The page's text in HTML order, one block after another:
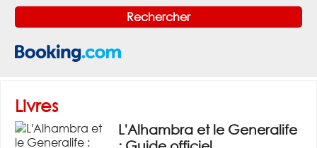
Livres
L'Alhambra et le Generalife